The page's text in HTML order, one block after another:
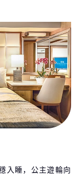
入睡，公主遊輪向